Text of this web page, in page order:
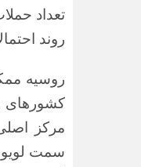
تعداد
روند
روسیه
کشورهای
مرکز
سمت لویو